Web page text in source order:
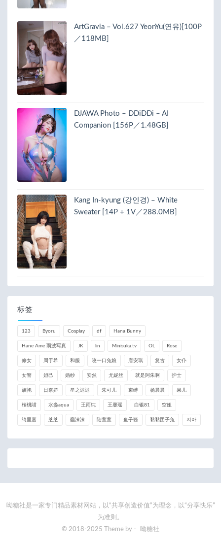
ArtGravia – Vol.627 YeonYu(연유)[100P
／118MB]
DJAWA Photo – DDiDDi – AI
Companion [156P／1.48GB]
Kang In-kyung (강인경) – White
Sweater [14P + 1V／288.0MB]
标签
123 Byoru Cosplay df Hana Bunny
Hane Ame 雨波写真 JK lin Minisuka.tv OL Rose
修女 周于希 和服 咬一口兔娘 唐安琪 复古 女仆
女警 妲己 婚纱 安然 尤妮丝 就是阿朱啊 护士
旗袍 日奈娇 星之迟迟 朱可儿 束缚 杨晨晨 果儿
桜桃喵 水淼aqua 王雨纯 王馨瑶 白银81 空姐
绮里嘉 芝芝 蠢沫沫 陆萱萱 鱼子酱 黏黏团子兔 지아
呦糖社是一家专门精品素材网站，以“共享创造价值”为理念，以“分享快乐”
为准则。
© 2018-2025 Theme by -
呦糖社